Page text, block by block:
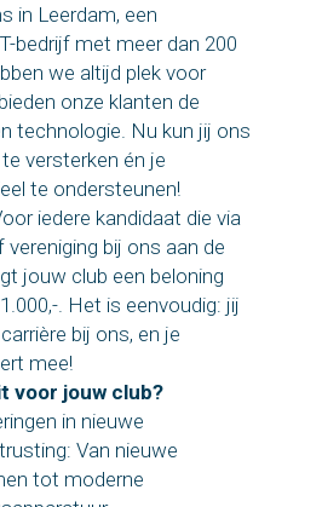
in Leerdam, een
bedrijf met meer dan 200
we altijd plek voor
onze klanten de
technologie. Nu kun jij ons
versterken én je
te ondersteunen!
iedere kandidaat die via
bij ons aan de
jouw club een beloning
. Het is eenvoudig: jij
bij ons, en je
mee!
voor jouw club?
in nieuwe
Van nieuwe
tot moderne